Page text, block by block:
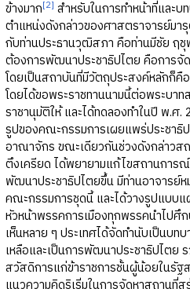
ข้างมาก[2] สำหรับในการทำหน้าที่และ
ตำแหน่งดังกล่าวของศาสตราจารย์มา
กับท่านประธานวุฒิสภา คือท่านมีชัย ฤชุ
ต้องการพัฒนาประชาธิปไตย คือการจั
โดยเป็นสถาบันที่มีวัตถุประสงค์หลักก็คื
โดยได้ขอพระราชทานนามนี้ต่อพระบาท
ราชานุมัติให้ และได้ทดลองทำในปี พ.
รูปของคณะกรรมการเผยแพร่ประชาธิ
อาณาจักร ขณะเดียวกันช่วงดังกล่าวส
ตึงเครียด ได้พยายามแก้ไขสถานการ
พัฒนาประชาธิปไตยขึ้น มีท่านอาจารย์ห
คณะกรรมการชุดนี้ และได้วางรูปแบบ
หัวหน้าพรรคการเมืองทุกพรรคนำไปศึ
เห็นหลาย ๆ ประเทศได้จัดทำนับเป็นบท
เหลือและเป็นการพัฒนาประชาธิปไตย
สวัสดิการแก่ข้าราชการชั้นผู้น้อยในรั
แนวความคิดริเริ่มในการจัดหาสถานที่